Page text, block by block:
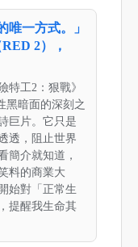
唯一方式。」
2），
特工2：狠戰》
黑暗面的深刻之
巨片。它只是
透，阻止世界
簡介就知道，
料的商業大
始對「正常生
提醒我生命其